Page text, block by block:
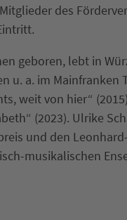
des
geboren, lebt in
u. a. im Mainfranken
weit von hier“
(2023). Ulrike
und den
musikalischen